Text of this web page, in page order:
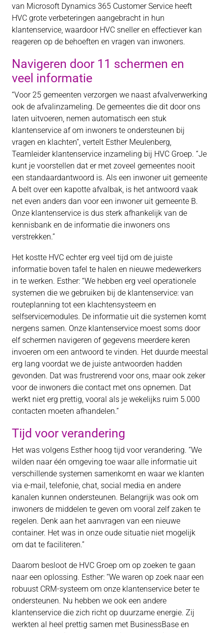
van Microsoft Dynamics 365 Customer Service heeft
HVC grote verbeteringen aangebracht in hun
klantenservice, waardoor HVC sneller en effectiever kan
reageren op de behoeften en vragen van inwoners.
Navigeren door 11 schermen en
veel informatie
“Voor 25 gemeenten verzorgen we naast afvalverwerking
ook de afvalinzameling. De gemeentes die dit door ons
laten uitvoeren, nemen automatisch een stuk
klantenservice af om inwoners te ondersteunen bij
vragen en klachten”, vertelt Esther Meulenberg,
Teamleider klantenservice inzameling bij HVC Groep. “Je
kunt je voorstellen dat er met zoveel gemeentes nooit
een standaardantwoord is. Als een inwoner uit gemeente
A belt over een kapotte afvalbak, is het antwoord vaak
net even anders dan voor een inwoner uit gemeente B.
Onze klantenservice is dus sterk afhankelijk van de
kennisbank en de informatie die inwoners ons
verstrekken.”
Het kostte HVC echter erg veel tijd om de juiste
informatie boven tafel te halen en nieuwe medewerkers
in te werken. Esther: “We hebben erg veel operationele
systemen die we gebruiken bij de klantenservice: van
routeplanning tot een klachtensysteem en
selfservicemodules. De informatie uit die systemen komt
nergens samen. Onze klantenservice moest soms door
elf schermen navigeren of gegevens meerdere keren
invoeren om een antwoord te vinden. Het duurde meestal
erg lang voordat we de juiste antwoorden hadden
gevonden. Dat was frustrerend voor ons, maar ook zeker
voor de inwoners die contact met ons opnemen. Dat
werkt niet erg prettig, vooral als je wekelijks ruim 5.000
contacten moeten afhandelen.”
Tijd voor verandering
Het was volgens Esther hoog tijd voor verandering. “We
wilden naar één omgeving toe waar alle informatie uit
verschillende systemen samenkomt en waar we klanten
via e-mail, telefonie, chat, social media en andere
kanalen kunnen ondersteunen. Belangrijk was ook om
inwoners de middelen te geven om vooral zelf zaken te
regelen. Denk aan het aanvragen van een nieuwe
container. Het was in onze oude situatie niet mogelijk
om dat te faciliteren.”
Daarom besloot de HVC Groep om op zoeken te gaan
naar een oplossing. Esther: “We waren op zoek naar een
robuust CRM-systeem om onze klantenservice beter te
ondersteunen. Nu hebben we ook een andere
klantenservice die zich richt op duurzame energie. Zij
werkten al heel prettig samen met BusinessBase en